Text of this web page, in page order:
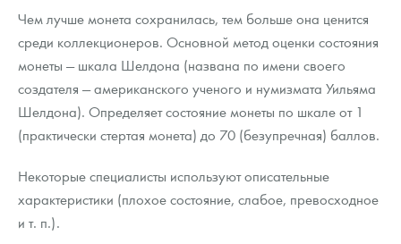
Чем лучше монета сохранилась, тем больше она ценится
среди коллекционеров. Основной метод оценки состояния
монеты — шкала Шелдона (названа по имени своего
создателя — американского ученого и нумизмата Уильяма
Шелдона). Определяет состояние монеты по шкале от 1
(практически стертая монета) до 70 (безупречная) баллов.
Некоторые специалисты используют описательные
характеристики (плохое состояние, слабое, превосходное
и т. п.).